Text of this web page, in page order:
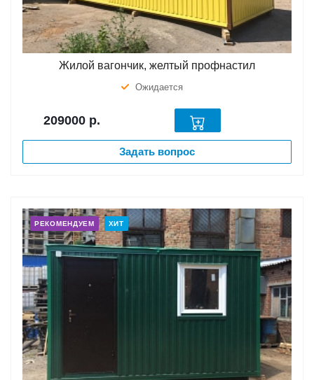
Жилой вагончик, желтый профнастил
Ожидается
209000 р.
Задать вопрос
РЕКОМЕНДУЕМ ХИТ